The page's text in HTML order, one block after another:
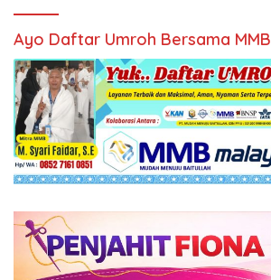
Ayo Daftar Umroh Bersama MMB